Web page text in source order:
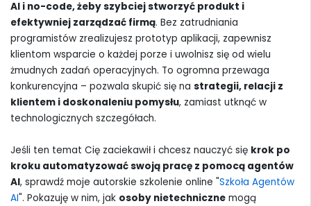
AI i no-code, żeby szybciej stworzyć produkt i
efektywniej zarządzać firmą. Bez zatrudniania
programistów zrealizujesz prototyp aplikacji, zapewnisz
klientom wsparcie o każdej porze i uwolnisz się od wielu
żmudnych zadań operacyjnych. To ogromna przewaga
konkurencyjna – pozwala skupić się na strategii, relacji z
klientem i doskonaleniu pomysłu, zamiast utknąć w
technologicznych szczegółach.
Jeśli ten temat Cię zaciekawił i chcesz nauczyć się krok po
kroku automatyzować swoją pracę z pomocą agentów
AI, sprawdź moje autorskie szkolenie online "Szkoła Agentów
AI". Pokazuję w nim, jak osoby nietechniczne mogą